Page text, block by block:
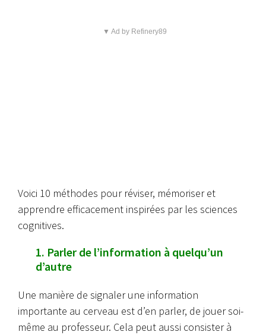
▼ Ad by Refinery89
Voici 10 méthodes pour réviser, mémoriser et
apprendre efficacement inspirées par les sciences
cognitives.
1. Parler de l’information à quelqu’un
d’autre
Une manière de signaler une information
importante au cerveau est d’en parler, de jouer soi-
même au professeur. Cela peut aussi consister à